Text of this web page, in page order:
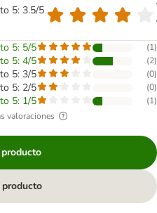
5: 3.5/5
5: 5/5 (1)
5: 4/5 (2)
5: 3/5 (0)
5: 2/5 (0)
5: 1/5 (1)
valoraciones